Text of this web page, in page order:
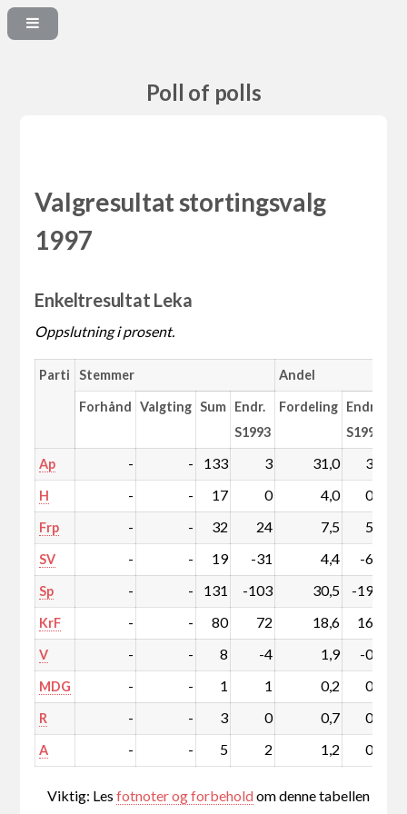
Poll of polls
Valgresultat stortingsvalg
1997
Enkeltresultat Leka
Oppslutning i prosent.
Parti Stemmer Andel
Forhånd Valgting Sum Endr.
S1993
Fordeling Endr.
S1993
Ap - - 133 3 31,0 3,0
H - - 17 0 4,0 0,3
Frp - - 32 24 7,5 5,7
SV - - 19 -31 4,4 -6,3
Sp - - 131 -103 30,5 -19,8
KrF - - 80 72 18,6 16,9
V - - 8 -4 1,9 -0,7
MDG - - 1 1 0,2 0,2
R - - 3 0 0,7 0,1
A - - 5 2 1,2 0,5
Viktig: Lesfotnoter og forbeholdom denne tabellen